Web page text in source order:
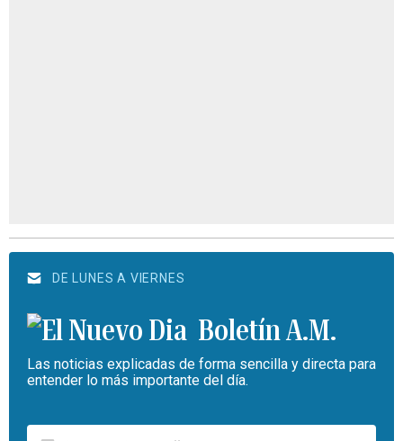
DE LUNES A VIERNES
Boletín A.M.
Las noticias explicadas de forma sencilla y directa para
entender lo más importante del día.